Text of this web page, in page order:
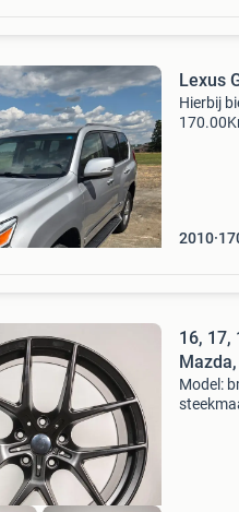
Lexus
Hierbij
2010
16, 17,
Model: